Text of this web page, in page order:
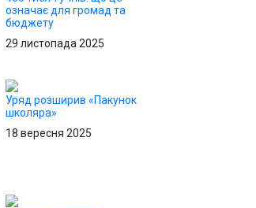
означає для громад та
бюджету
29 листопада 2025
Уряд розширив «Пакунок
школяра»
18 вересня 2025